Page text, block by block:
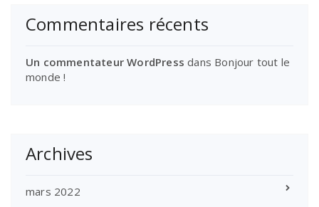
Commentaires récents
Un commentateur WordPress dans Bonjour tout le
monde !
Archives
mars 2022